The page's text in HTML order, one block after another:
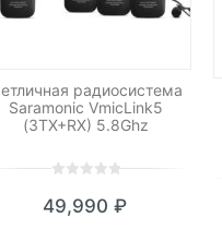
радиосистема
Saramonic VmicLink5
(3TX+RX) 5.8Ghz
out
49,990₽